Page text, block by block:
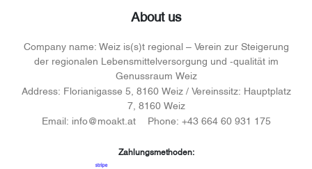
About us
Company name: Weiz is(s)t regional – Verein zur Steigerung
der regionalen Lebensmittelversorgung und -qualität im
Genussraum Weiz
Address: Florianigasse 5, 8160 Weiz / Vereinssitz: Hauptplatz
7, 8160 Weiz
Email: info@moakt.at Phone: +43 664 60 931 175
Zahlungsmethoden: